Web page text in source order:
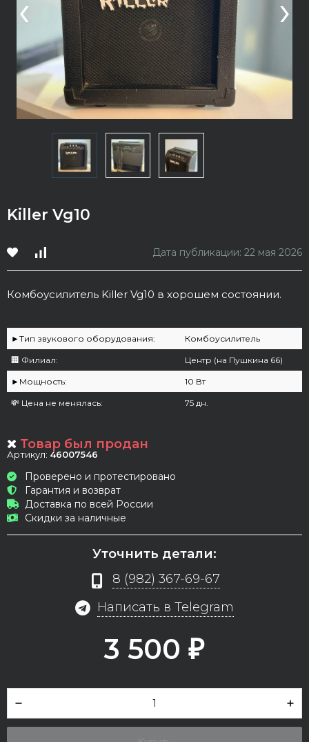
‹ ›
Killer Vg10
Дата публикации: 22 мая 2026
Комбоусилитель Killer Vg10 в хорошем состоянии.
►Тип звукового оборудования: Комбоусилитель
🏢 Филиал: Центр (на Пушкина 66)
►Мощность: 10 Вт
💸 Цена не менялась: 75 дн.
Товар был продан
Артикул: 46007546
Проверено и протестировано
Гарантия и возврат
Доставка по всей России
Скидки за наличные
Уточнить детали:
8 (982) 367-69-67
Написать в Telegram
3 500 ₽